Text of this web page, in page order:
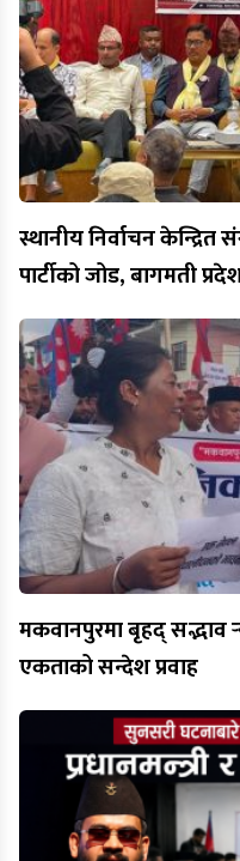
स्थानीय निर्वाचन
पार्टीको जोड, बागमती
मकवानपुरमा बृहद् सद्भाव
एकताको सन्देश प्रवाह